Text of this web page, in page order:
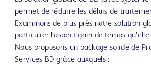
permet de réduire les délais de
Examinons de plus près notre solution
particulier l’aspect gain de temps qu’elle
Nous proposons un package solide de
Services BD grâce auxquels :